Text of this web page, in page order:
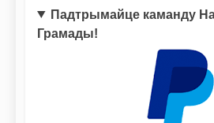
Падтрымайце каманду
Грамады!